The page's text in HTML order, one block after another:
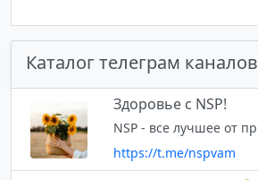
Каталог телеграм каналов
Здоровье с NSP!
https://t.me/nspvam